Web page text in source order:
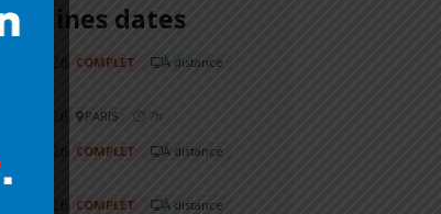
dates
COMPLET
À distance
PARIS ⏱ 7h
09/2026 COMPLET
À distance
COMPLET
À distance